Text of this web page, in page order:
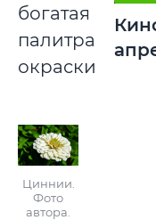
богатая
палитра
окраски.
Циннии.
Фото
автора.